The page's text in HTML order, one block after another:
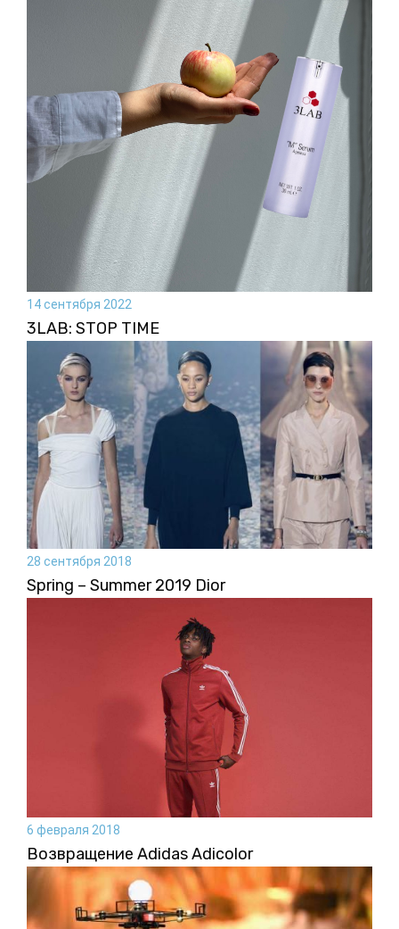
14 сентября 2022
3LAB: STOP TIME
28 сентября 2018
Spring – Summer 2019 Dior
6 февраля 2018
Возвращение Adidas Adicolor